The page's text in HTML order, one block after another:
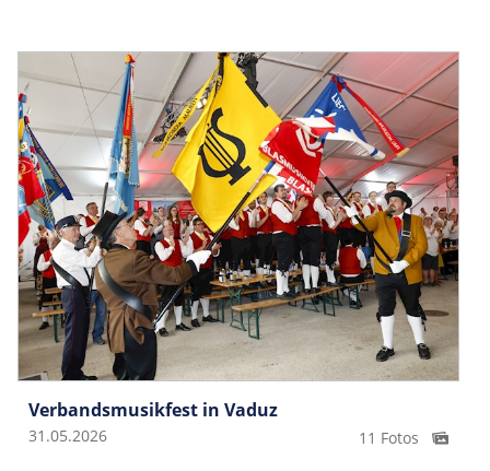
Verbandsmusikfest in Vaduz
31.05.2026 11 Fotos